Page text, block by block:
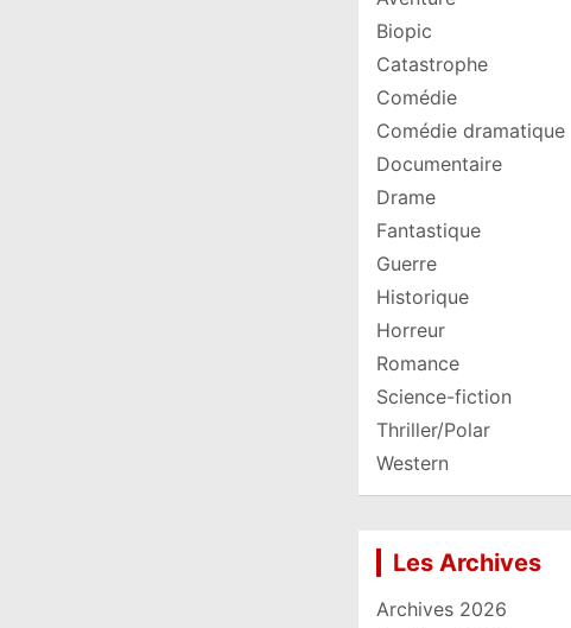
Biopic
Catastrophe
Comédie
Comédie dramatique
Documentaire
Drame
Fantastique
Guerre
Historique
Horreur
Romance
Science-fiction
Thriller/Polar
Western
Les Archives
Archives 2026